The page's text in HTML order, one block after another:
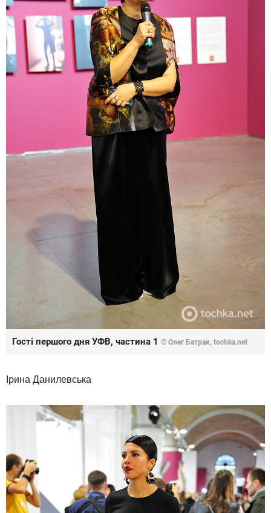
Гості першого дня УФВ, частина 1 © Олег Батрак, tochka.net
Ірина Данилевська